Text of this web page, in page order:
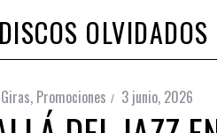
DISCOS OLVIDADOS
Giras, Promociones 3 junio, 2026